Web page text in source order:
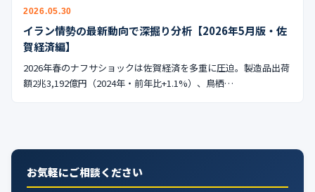
公式ブログ
会社案内
🇺🇸🇰🇷🇹🇼🇻🇳
2026.05.30
イラン情勢の最新動向で深掘り分析【2026年5月版・佐
賀経済編】
2026年春のナフサショックは佐賀経済を多重に圧迫。製造品出荷
額2兆3,192億円（2024年・前年比+1.1%）、鳥栖…
お気軽にご相談ください